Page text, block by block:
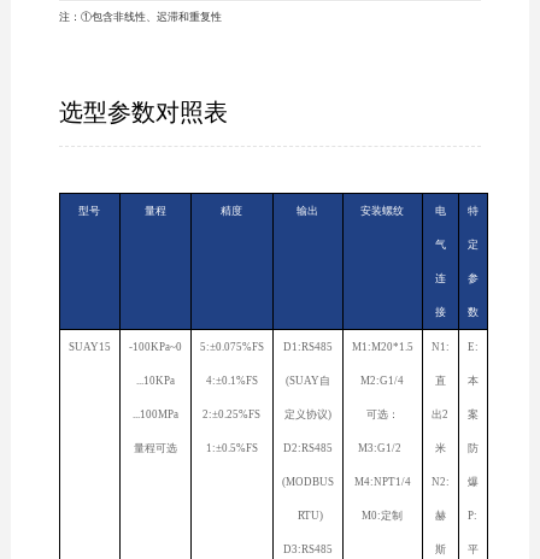
注：①包含非线性、迟滞和重复性
选型参数对照表
型号 量程 精度 输出 安装螺纹 电
气
连
接
特
定
参
数
SUAY15 -100KPa~0
...10KPa
...100MPa
量程可选
5:±0.075%FS
4:±0.1%FS
2:±0.25%FS
1:±0.5%FS
D1:RS485
(SUAY自
定义协议)
D2:RS485
(MODBUS
RTU)
D3:RS485
M1:M20*1.5
M2:G1/4
可选：
M3:G1/2
M4:NPT1/4
M0:定制
N1:
直
出2
米
N2:
赫
斯
E:
本
案
防
爆
P:
平